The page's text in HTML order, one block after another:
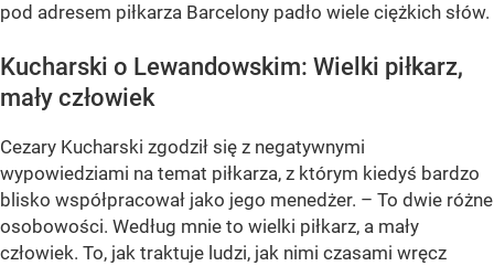
pod adresem piłkarza Barcelony padło wiele ciężkich słów.
Kucharski o Lewandowskim: Wielki piłkarz,
mały człowiek
Cezary Kucharski zgodził się z negatywnymi
wypowiedziami na temat piłkarza, z którym kiedyś bardzo
blisko współpracował jako jego menedżer. – To dwie różne
osobowości. Według mnie to wielki piłkarz, a mały
człowiek. To, jak traktuje ludzi, jak nimi czasami wręcz